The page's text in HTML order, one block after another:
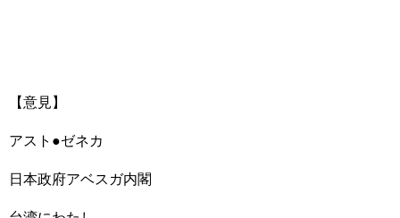
【意見】
アスト●ゼネカ
日本政府アベスガ内閣